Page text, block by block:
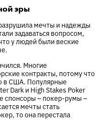
эры
мечты и надежды
задаваться вопросом,
у людей были веские
Многие
контракты, потому что
в США. Популярные
Dark и High Stakes Poker
спонсоры – покер-румы –
мечты стать
то она перестала